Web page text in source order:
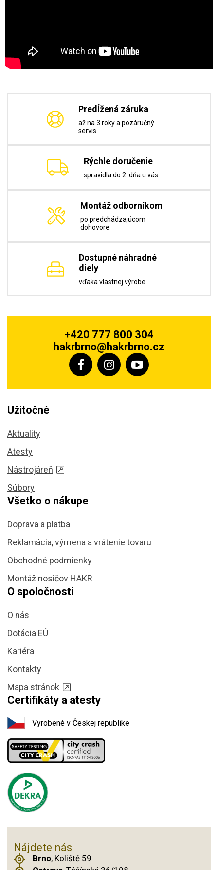
Predĺžená záruka
až na 3 roky a pozáručný
servis
Rýchle doručenie
spravidla do 2. dňa u vás
Montáž odborníkom
po predchádzajúcom
dohovore
Dostupné náhradné
diely
vďaka vlastnej výrobe
+420 777 800 304
hakrbrno@hakrbrno.cz
Užitočné
Aktuality
Atesty
Nástrojáreň
Súbory
Všetko o nákupe
Doprava a platba
Reklamácia, výmena a vrátenie tovaru
Obchodné podmienky
Montáž nosičov HAKR
O spoločnosti
O nás
Dotácia EÚ
Kariéra
Kontakty
Mapa stránok
Certifikáty a atesty
Vyrobené v Českej republike
Nájdete nás
Brno, Koliště 59